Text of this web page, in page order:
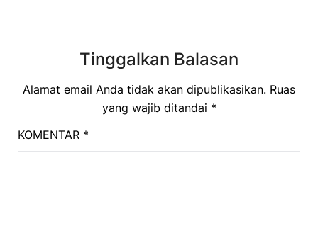
Tinggalkan Balasan
Alamat email Anda tidak akan dipublikasikan. Ruas
yang wajib ditandai *
KOMENTAR *